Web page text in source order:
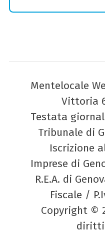
Mentelocale
Vittoria
Testata
Tribunale di
Iscrizione
Imprese di
R.E.A. di
Fiscale /
Copyright ©
diritti